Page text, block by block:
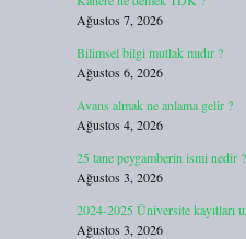
Ağustos 7, 2026
Bilimsel bilgi mutlak mıdır ?
Ağustos 6, 2026
Avans almak ne anlama gelir ?
Ağustos 4, 2026
25 tane peygamberin ismi nedir ?
Ağustos 3, 2026
2024-2025 Üniversite kayıtları
Ağustos 3, 2026